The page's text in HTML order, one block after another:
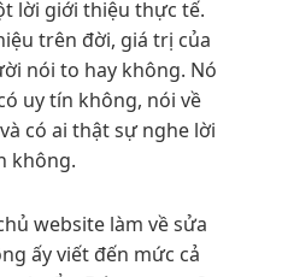
lời giới thiệu thực tế.
trên đời, giá trị của
nói to hay không. Nó
uy tín không, nói về
có ai thật sự nghe lời
không.
website làm về sửa
ấy viết đến mức cả